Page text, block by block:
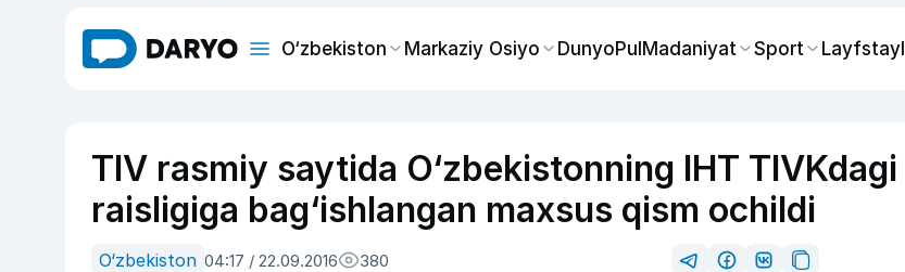
O‘zbekiston Markaziy Osiyo DunyoPulMadaniyat Sport Layfstayl
TIV rasmiy saytida O‘zbekistonning IHT TIVKdagi
raisligiga bag‘ishlangan maxsus qism ochildi
O‘zbekiston 04:17 / 22.09.2016 380